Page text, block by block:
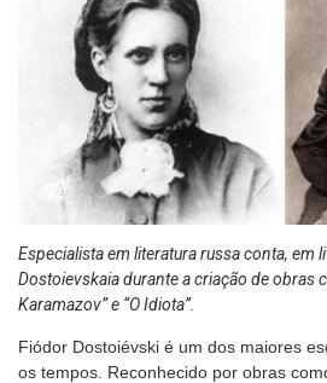
Especialista em literatura russa conta, em
Dostoievskaia durante a criação de obras
Karamazov” e “O Idiota”.
Fiódor Dostoiévski é um dos maiores
os tempos. Reconhecido por obras